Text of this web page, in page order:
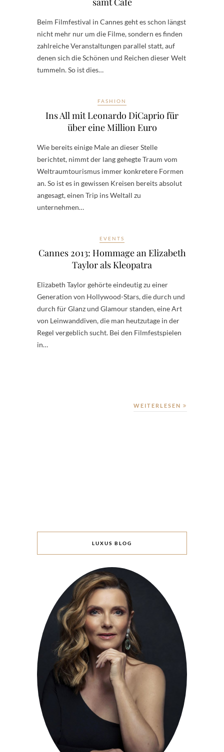
Beim Filmfestival in Cannes geht es schon längst
nicht mehr nur um die Filme, sondern es finden
zahlreiche Veranstaltungen parallel statt, auf
denen sich die Schönen und Reichen dieser Welt
tummeln. So ist dies…
FASHION
Ins All mit Leonardo DiCaprio für
über eine Million Euro
Wie bereits einige Male an dieser Stelle
berichtet, nimmt der lang gehegte Traum vom
Weltraumtourismus immer konkretere Formen
an. So ist es in gewissen Kreisen bereits absolut
angesagt, einen Trip ins Weltall zu
unternehmen…
EVENTS
Cannes 2013: Hommage an Elizabeth
Taylor als Kleopatra
Elizabeth Taylor gehörte eindeutig zu einer
Generation von Hollywood-Stars, die durch und
durch für Glanz und Glamour standen, eine Art
von Leinwanddiven, die man heutzutage in der
Regel vergeblich sucht. Bei den Filmfestspielen
in…
WEITERLESEN
LUXUS BLOG